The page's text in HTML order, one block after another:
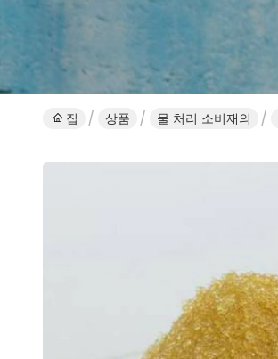
집 상품 물 처리 소비재의